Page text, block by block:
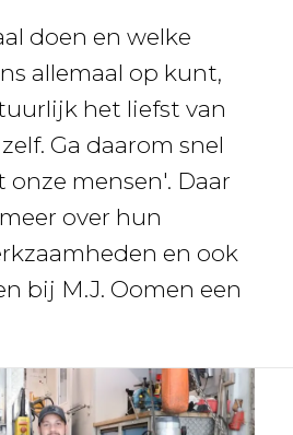
doen en welke
allemaal op kunt,
het liefst van
Ga daarom snel
mensen'. Daar
over hun
en ook
bij M.J. Oomen een